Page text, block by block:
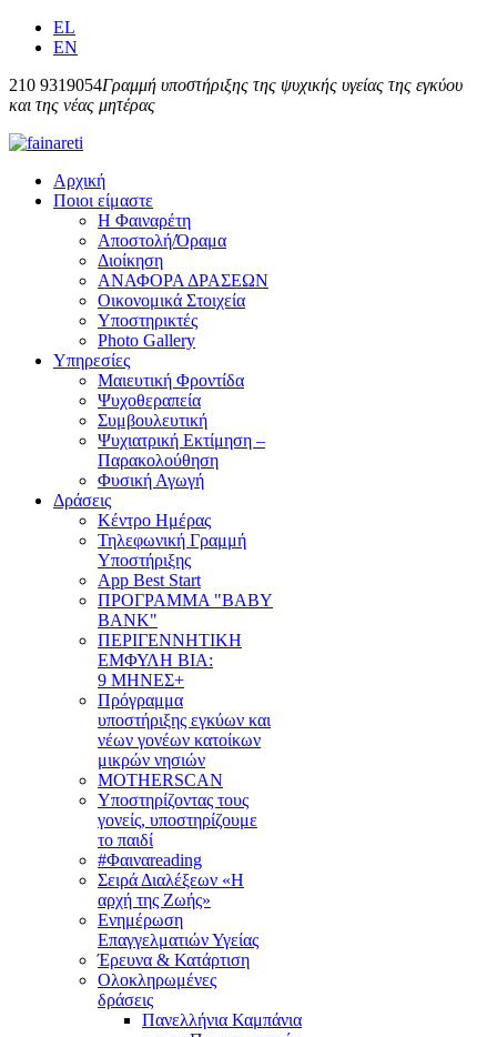
EL
EN
210 9319054Γραμμή υποστήριξης της ψυχικής υγείας της εγκύου
και της νέας μητέρας
Αρχική
Ποιοι είμαστε
Η Φαιναρέτη
Αποστολή/Όραμα
Διοίκηση
ΑΝΑΦΟΡΑ ΔΡΑΣΕΩΝ
Οικονομικά Στοιχεία
Υποστηρικτές
Photo Gallery
Υπηρεσίες
Μαιευτική Φροντίδα
Ψυχοθεραπεία
Συμβουλευτική
Ψυχιατρική Εκτίμηση –
Παρακολούθηση
Φυσική Αγωγή
Δράσεις
Κέντρο Ημέρας
Τηλεφωνική Γραμμή
Υποστήριξης
App Best Start
ΠΡΟΓΡΑΜΜΑ "BABY
BANK"
ΠΕΡΙΓΕΝΝΗΤΙΚΗ
ΕΜΦΥΛΗ ΒΙΑ:
9 ΜΗΝΕΣ+
Πρόγραμμα
υποστήριξης εγκύων και
νέων γονέων κατοίκων
μικρών νησιών
MOTHERSCAN
Υποστηρίζοντας τους
γονείς, υποστηρίζουμε
το παιδί
#Φαιναreading
Σειρά Διαλέξεων «Η
αρχή της Ζωής»
Ενημέρωση
Επαγγελματιών Υγείας
Έρευνα & Κατάρτιση
Ολοκληρωμένες
δράσεις
Πανελλήνια Καμπάνια